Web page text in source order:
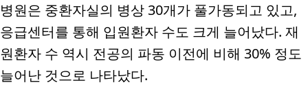
병원은 중환자실의 병상30개가 풀가동되고 있고,
응급센터를 통해 입원환자 수도 크게 늘어났다. 재
원환자 수 역시 전공의 파동 이전에 비해 30% 정도
늘어난 것으로 나타났다.